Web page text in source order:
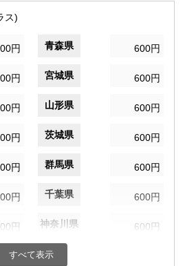
ス)
円 青森県 600円
円 宮城県 600円
円 山形県 600円
円 茨城県 600円
円 群馬県 600円
円 千葉県 600円
円 神奈川県 600円
600円 富山県
すべて表示